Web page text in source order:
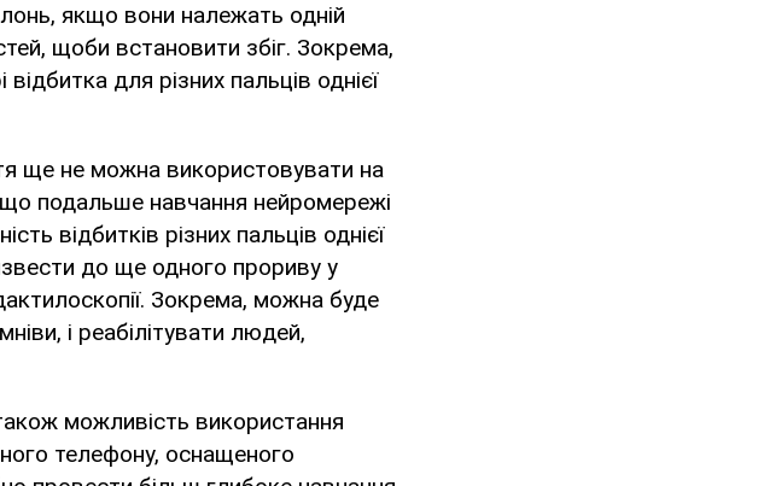
якщо вони належать одній
щоби встановити збіг. Зокрема,
для різних пальців однієї
ще не можна використовувати на
подальше навчання нейромережі
відбитків різних пальців однієї
до ще одного прориву у
Зокрема, можна буде
і реабілітувати людей,
можливість використання
телефону, оснащеного